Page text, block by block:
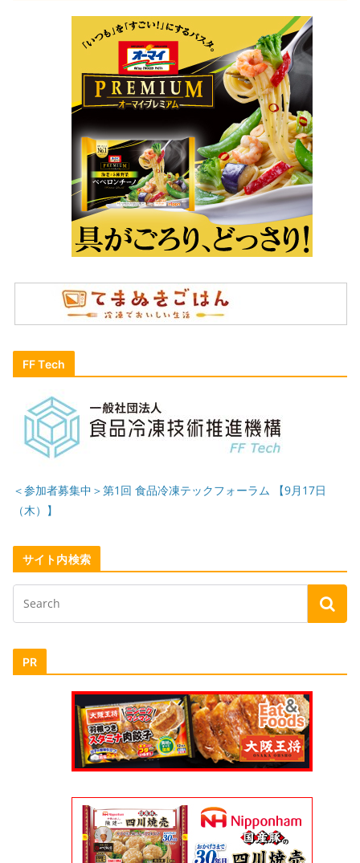
FF Tech
＜参加者募集中＞第1回 食品冷凍テックフォーラム 【9月17日
（木）】
サイト内検索
PR